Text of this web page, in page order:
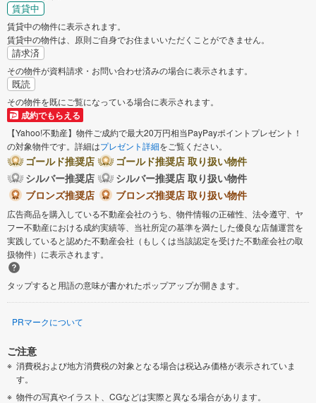
賃貸中
賃貸中の物件に表示されます。
賃貸中の物件は、原則ご自身でお住まいいただくことができません。
請求済
その物件が資料請求・お問い合わせ済みの場合に表示されます。
既読
その物件を既にご覧になっている場合に表示されます。
成約でもらえる
【Yahoo!不動産】物件ご成約で最大20万円相当PayPayポイントプレゼント！
の対象物件です。詳細はプレゼント詳細をご覧ください。
ゴールド推奨店
ゴールド推奨店 取り扱い物件
シルバー推奨店
シルバー推奨店 取り扱い物件
ブロンズ推奨店
ブロンズ推奨店 取り扱い物件
広告商品を購入している不動産会社のうち、物件情報の正確性、法令遵守、ヤ
フー不動産における成約実績等、当社所定の基準を満たした優良な店舗運営を
実践していると認めた不動産会社（もしくは当該認定を受けた不動産会社の取
扱物件）に表示されます。
タップすると用語の意味が書かれたポップアップが開きます。
PRマークについて
ご注意
消費税および地方消費税の対象となる場合は税込み価格が表示されていま
す。
物件の写真やイラスト、CGなどは実際と異なる場合があります。